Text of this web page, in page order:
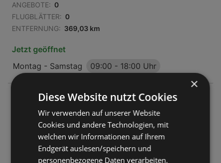
ANGEBOTE: 0
FLUGBLÄTTER: 0
ENTFERNUNG: 369,03 km
Jetzt geöffnet
Montag - Samstag
09:00 - 18:00 Uhr
SONNENTOR Zwettl
Dreifaltigkeitsplatz 1
3910 Zwettl
ANGEBOTE:
FLUGBLÄTTER:
×
Diese Website nutzt Cookies
Wir verwenden auf unserer Website
Cookies und andere Technologien, mit
welchen wir Informationen auf Ihrem
Endgerät auslesen/speichern und
personenbezogene Daten verarbeiten.